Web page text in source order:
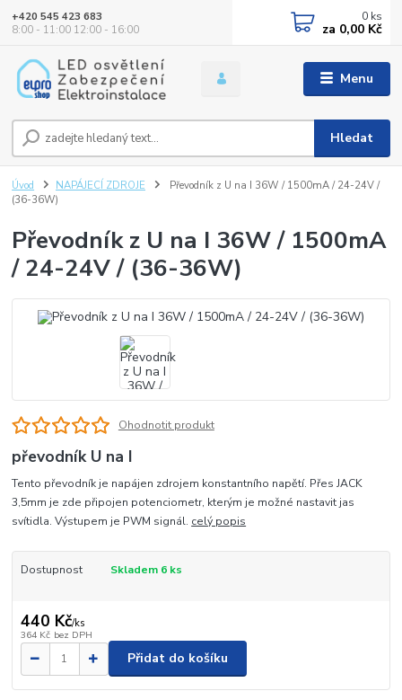
Menu
Hledat
+420 545 423 683
8:00 - 11:00 12:00 - 16:00
0 ks
za 0,00 Kč
Úvod NAPÁJECÍ ZDROJE
Převodník z U na I 36W / 1500mA / 24-24V /
(36-36W)
Převodník z U na I 36W / 1500mA
/ 24-24V / (36-36W)
Ohodnotit produkt
převodník U na I
Tento převodník je napájen zdrojem konstantního napětí. Přes JACK
3,5mm je zde připojen potenciometr, kterým je možné nastavit jas
svítidla. Výstupem je PWM signál. celý popis
Dostupnost Skladem 6 ks
440 Kč/ks
364 Kč bez DPH
Přidat do košíku